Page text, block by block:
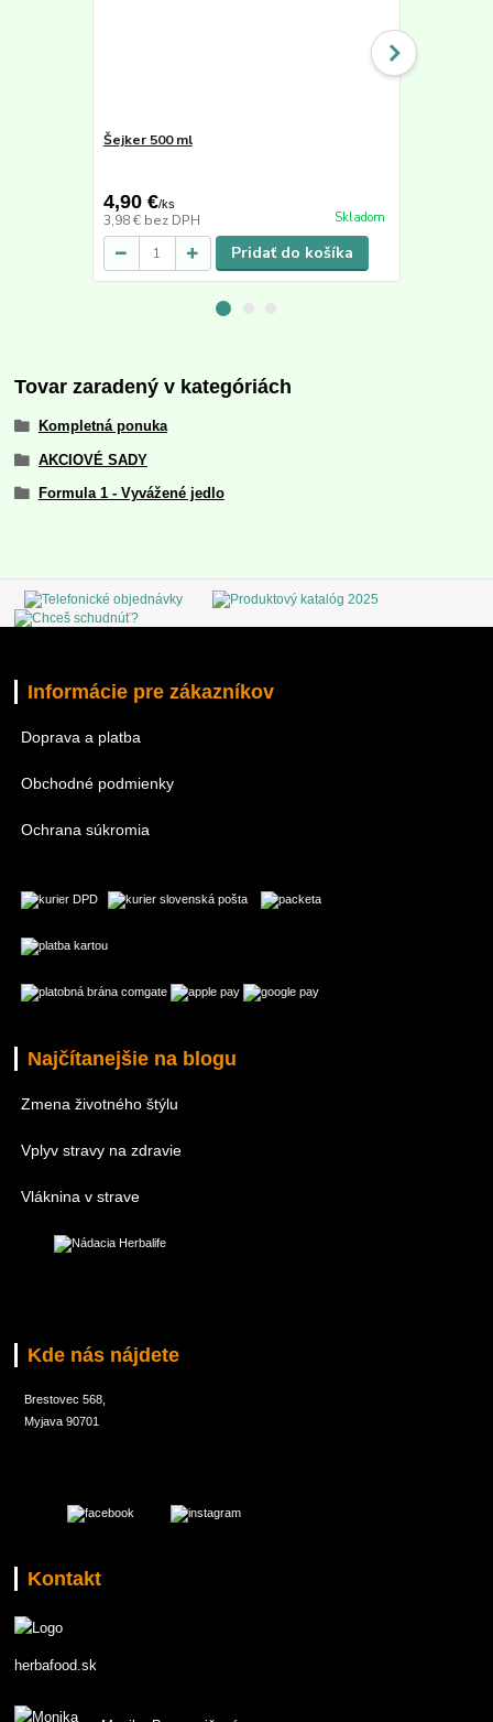
Šejker 500 ml
4,90 €/ks
3,98 € bez DPH Skladom
Pridať do košíka
Tovar zaradený v kategóriách
Kompletná ponuka
AKCIOVÉ SADY
Formula 1 - Vyvážené jedlo
Informácie pre zákazníkov
Doprava a platba
Obchodné podmienky
Ochrana súkromia
Najčítanejšie na blogu
Zmena životného štýlu
Vplyv stravy na zdravie
Vláknina v strave
Kde nás nájdete
Brestovec 568,
Myjava 90701
Kontakt
herbafood.sk